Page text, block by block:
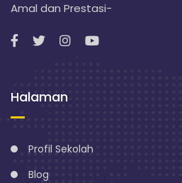
Amal dan Prestasi-
Halaman
Profil Sekolah
Blog